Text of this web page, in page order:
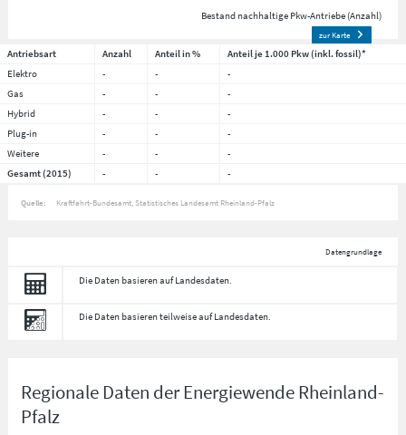
Bestand nachhaltige Pkw-Antriebe (Anzahl)
zur Karte
Antriebsart Anzahl Anteil in %
Anteil je 1.000 Pkw (inkl. fossil)*
Elektro
- -
-
Gas
- -
-
Hybrid
- -
-
Plug-in
- -
-
Weitere
- -
-
Gesamt (2015)
- - -
Quelle: Kraftfahrt-Bundesamt, Statistisches Landesamt Rheinland-Pfalz
Datengrundlage
Die Daten basieren auf Landesdaten.
Die Daten basieren teilweise auf Landesdaten.
Regionale Daten der Energiewende Rheinland-
Pfalz